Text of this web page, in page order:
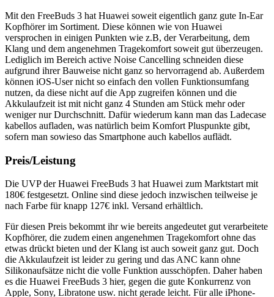
Mit den FreeBuds 3 hat Huawei soweit eigentlich ganz gute In-Ear
Kopfhörer im Sortiment. Diese können wie von Huawei
versprochen in einigen Punkten wie z.B, der Verarbeitung, dem
Klang und dem angenehmen Tragekomfort soweit gut überzeugen.
Lediglich im Bereich active Noise Cancelling schneiden diese
aufgrund ihrer Bauweise nicht ganz so hervorragend ab. Außerdem
können iOS-User nicht so einfach den vollen Funktionsumfang
nutzen, da diese nicht auf die App zugreifen können und die
Akkulaufzeit ist mit nicht ganz 4 Stunden am Stück mehr oder
weniger nur Durchschnitt. Dafür wiederum kann man das Ladecase
kabellos aufladen, was natürlich beim Komfort Pluspunkte gibt,
sofern man sowieso das Smartphone auch kabellos auflädt.
Preis/Leistung
Die UVP der Huawei FreeBuds 3 hat Huawei zum Marktstart mit
180€ festgesetzt. Online sind diese jedoch inzwischen teilweise je
nach Farbe für knapp 127€ inkl. Versand erhältlich.
Für diesen Preis bekommt ihr wie bereits angedeutet gut verarbeitete
Kopfhörer, die zudem einen angenehmen Tragekomfort ohne das
etwas drückt bieten und der Klang ist auch soweit ganz gut. Doch
die Akkulaufzeit ist leider zu gering und das ANC kann ohne
Silikonaufsätze nicht die volle Funktion ausschöpfen. Daher haben
es die Huawei FreeBuds 3 hier, gegen die gute Konkurrenz von
Apple, Sony, Libratone usw. nicht gerade leicht. Für alle iPhone-